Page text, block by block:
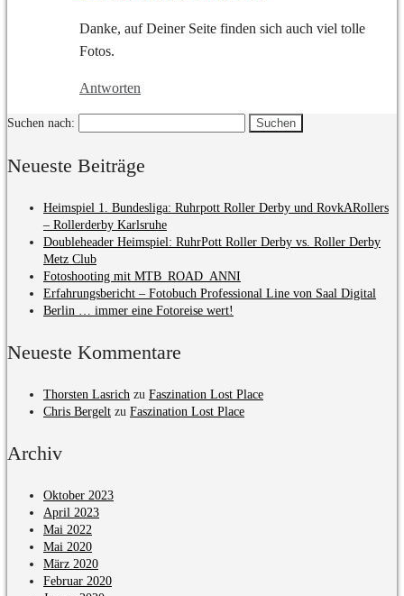
Danke, auf Deiner Seite finden sich auch viel tolle
Fotos.
Antworten
Suchen nach:
Neueste Beiträge
Heimspiel 1. Bundesliga: Ruhrpott Roller Derby und RovkARollers
– Rollerderby Karlsruhe
Doubleheader Heimspiel: RuhrPott Roller Derby vs. Roller Derby
Metz Club
Fotoshooting mit MTB_ROAD_ANNI
Erfahrungsbericht – Fotobuch Professional Line von Saal Digital
Berlin … immer eine Fotoreise wert!
Neueste Kommentare
Thorsten Lasrich zu Faszination Lost Place
Chris Bergelt zu Faszination Lost Place
Archiv
Oktober 2023
April 2023
Mai 2022
Mai 2020
März 2020
Februar 2020